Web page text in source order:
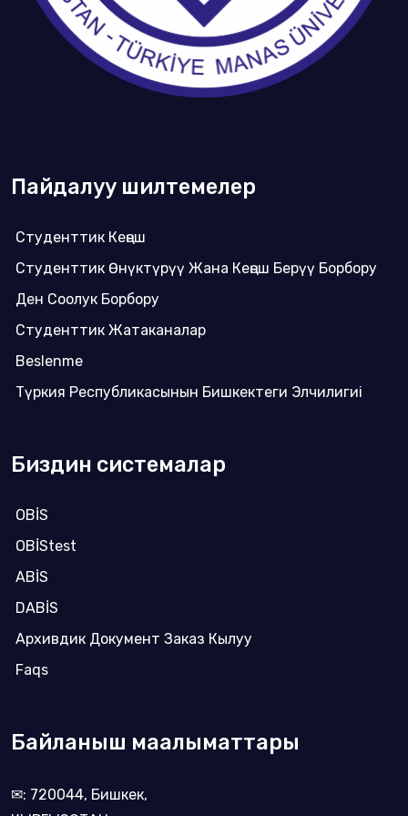
Пайдалуу шилтемелер
Студенттик Кеңеш
Студенттик Өнүктүрүү Жана Кеңеш Берүү Борбору
Ден Соолук Борбору
Студенттик Жатаканалар
Beslenme
Түркия Республикасынын Бишкектеги Элчилигиi
Биздин системалар
OBİS
OBİStest
ABİS
DABİS
Архивдик Документ Заказ Кылуу
Faqs
Байланыш маалыматтары
✉: 720044, Бишкек,